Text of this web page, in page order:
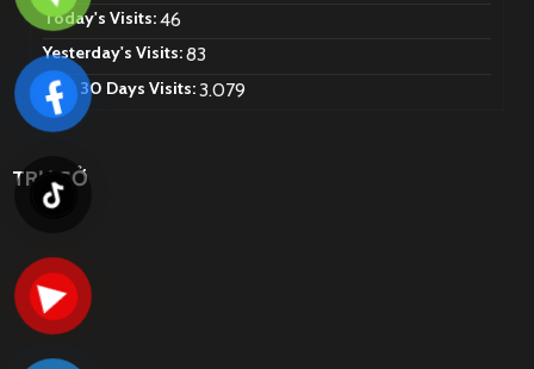
Today's Visits:46
Yesterday's Visits:83
Last 30 Days Visits:3.079
TRỤ SỞ